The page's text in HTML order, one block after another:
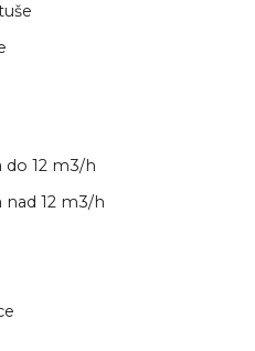
do 12 m3/h
nad 12 m3/h